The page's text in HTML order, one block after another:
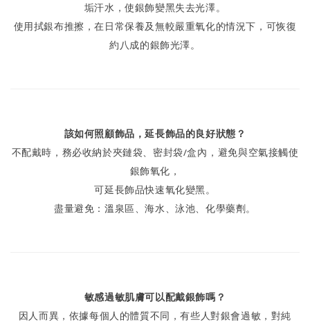
垢汗水，使銀飾變黑失去光澤。
使用拭銀布推擦，在日常保養及無較嚴重氧化的情況下，可恢復
約八成的銀飾光澤。
該如何照顧飾品，延長飾品的良好狀態？
不配戴時，務必收納於夾鏈袋、密封袋/盒內，避免與空氣接觸使
銀飾氧化，
可延長飾品快速氧化變黑。
盡量避免：溫泉區、海水、泳池、化學藥劑。
敏感過敏肌膚可以配戴銀飾嗎？
因人而異，依據每個人的體質不同，有些人對銀會過敏，對純